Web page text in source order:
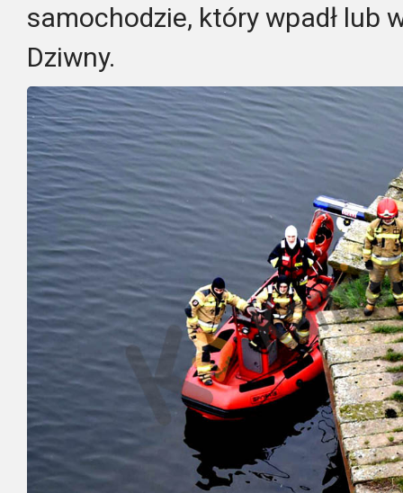
samochodzie, który wpadł lub
Dziwny.